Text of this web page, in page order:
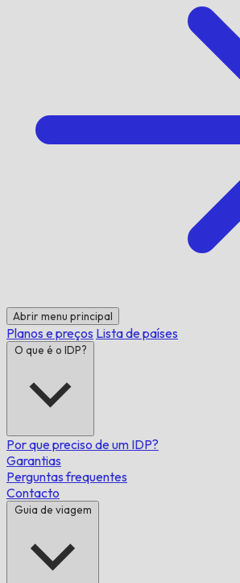
Abrir menu principal
Planos e preços Lista de países
O que é o IDP?
Por que preciso de um IDP?
Garantias
Perguntas frequentes
Contacto
Guia de viagem